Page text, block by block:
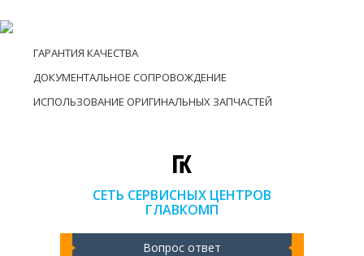
СЕТЬ СЕРВИСНЫХ ЦЕНТРОВ
ГЛАВКОМП
Вопрос ответ
ГАРАНТИЯ КАЧЕСТВА
ДОКУМЕНТАЛЬНОЕ СОПРОВОЖДЕНИЕ
ИСПОЛЬЗОВАНИЕ ОРИГИНАЛЬНЫХ ЗАПЧАСТЕЙ